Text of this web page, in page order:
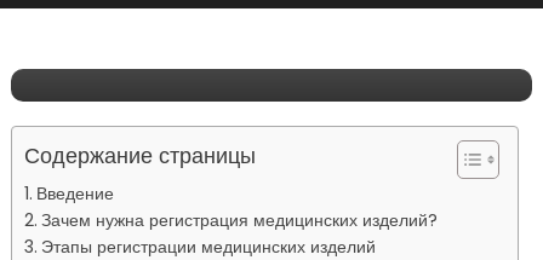
Изделий: Важные Аспекты И
Содержание страницы
Введение
Зачем нужна регистрация медицинских изделий?
Этапы регистрации медицинских изделий